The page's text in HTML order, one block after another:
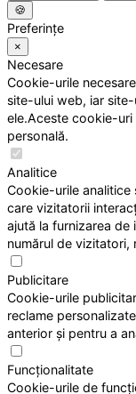
🍪
Preferințe
×
Necesare
Cookie-urile
site-ului web, iar
ele.Aceste cookie-
personală.
Analitice
Cookie-urile analitice
care vizitatorii
ajută la furnizarea de
numărul de vizitatori,
Publicitare
Cookie-urile
reclame
anterior și pentru a
Funcționalitate
Cookie-urile de